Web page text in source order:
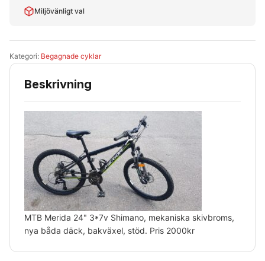
Miljövänligt val
Kategori: Begagnade cyklar
Beskrivning
MTB Merida 24" 3*7v Shimano, mekaniska skivbroms,
nya båda däck, bakväxel, stöd. Pris 2000kr